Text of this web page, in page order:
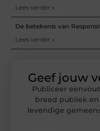
Lees verder »
De betekenis van
Lees verder »
Geef jouw
Publiceer
breed publiek
levendige